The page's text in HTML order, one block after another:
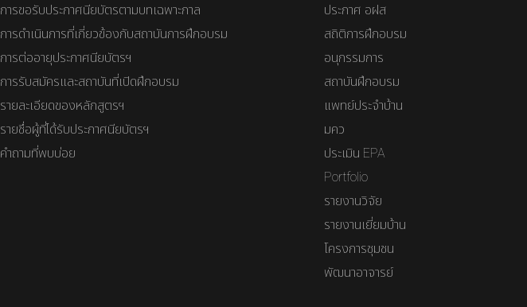
การขอรับประกาศนียบัตรตามบทเฉพาะกาล
การดำเนินการที่เกี่ยวข้องกับสถาบันการฝึกอบรม
การต่ออายุประกาศนียบัตรฯ
การรับสมัครและสถาบันที่เปิดฝึกอบรม
รายละเอียดของหลักสูตรฯ
รายชื่อผู้ที่ได้รับประกาศนียบัตรฯ
คำถามที่พบบ่อย
ประกาศ อฝส
สถิติการฝึกอบรม
อนุกรรมการ
สถาบันฝึกอบรม
แพทย์ประจำบ้าน
มคว
ประเมิน EPA
Portfolio
รายงานวิจัย
รายงานเยี่ยมบ้าน
โครงการชุมชน
พัฒนาอาจารย์